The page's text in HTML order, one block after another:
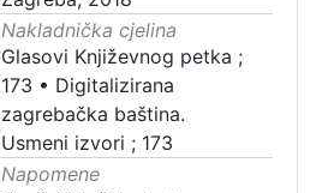
Nakladnička cjelina
Glasovi Književnog petka ;
173 • Digitalizirana
zagrebačka baština.
Usmeni izvori ; 173
Napomene